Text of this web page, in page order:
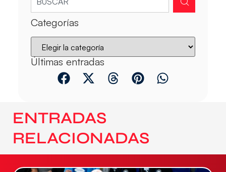
Categorías
Últimas entradas
ENTRADAS
RELACIONADAS